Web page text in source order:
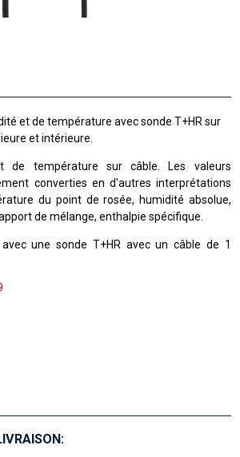
et de température avec sonde T+HR sur
et intérieure.
de température sur câble. Les valeurs
converties en d'autres interprétations
du point de rosée, humidité absolue,
de mélange, enthalpie spécifique.
une sonde T+HR avec un câble de 1